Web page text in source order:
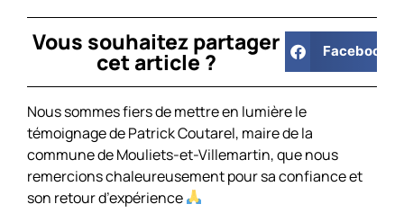
Vous souhaitez partager
cet article ? Facebook
Nous sommes fiers de mettre en lumière le
témoignage de Patrick Coutarel, maire de la
commune de Mouliets-et-Villemartin, que nous
remercions chaleureusement pour sa confiance et
son retour d’expérience